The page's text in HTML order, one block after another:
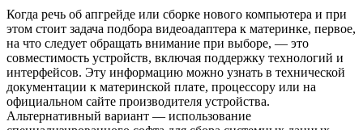
Когда речь об апгрейде или сборке нового компьютера и при
этом стоит задача подбора видеоадаптера к материнке, первое,
на что следует обращать внимание при выборе, — это
совместимость устройств, включая поддержку технологий и
интерфейсов. Эту информацию можно узнать в технической
документации к материнской плате, процессору или на
официальном сайте производителя устройства.
Альтернативный вариант — использование